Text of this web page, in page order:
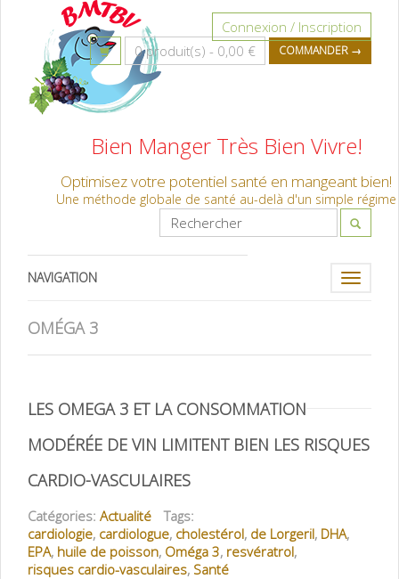
Bien Manger Très Bien Vivre!
Optimisez votre potentiel santé en mangeant bien!
Une méthode globale de santé au-delà d'un simple régime
0 produit(s) - 0,00 € COMMANDER →
Connexion / Inscription
Toggle
NAVIGATION
OMÉGA 3
LES OMEGA 3 ET LA CONSOMMATION
MODÉRÉE DE VIN LIMITENT BIEN LES RISQUES
CARDIO-VASCULAIRES
Catégories: Actualité
Tags:
cardiologie, cardiologue, cholestérol, de Lorgeril, DHA,
EPA, huile de poisson, Oméga 3, resvératrol,
risques cardio-vasculaires, Santé